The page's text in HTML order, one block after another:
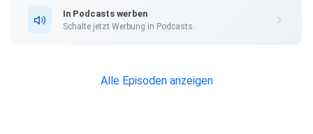
In Podcasts werben
Schalte jetzt Werbung in Podcasts.
Alle Episoden anzeigen